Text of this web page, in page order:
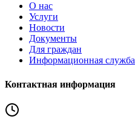
О нас
Услуги
Новости
Документы
Для граждан
Информационная служба
Контактная информация